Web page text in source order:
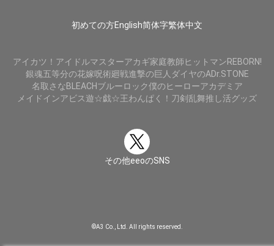
初めての方English简体字繁体中文
アイカツ！ アイドルマスターアカギ家庭教師ヒットマンREBORN!
銀魂五等分の花嫁呪術廻戦進撃の巨人 ダイヤのADr.STONE
名取さなBLEACHブルーロック僕のヒーローアカデミア
メイドインアビス遊☆戯☆王わんぱく！刀剣乱舞推し活グッズ
その他eeoのSNS
©A3 Co., Ltd. All rights reserved.